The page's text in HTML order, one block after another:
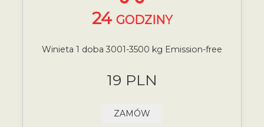
24 GODZINY
Winieta 1 doba 3001-3500 kg Emission-free
19 PLN
ZAMÓW